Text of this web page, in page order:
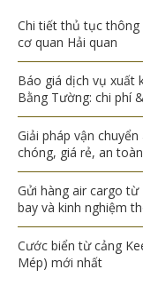
Chi tiết thủ tục thông
cơ quan Hải quan
Báo giá dịch vụ xuất
Bằng Tường: chi phí
Giải pháp vận
chóng, giá rẻ, an toàn
Gửi hàng air cargo từ
bay và kinh nghiệm
Cước biển từ cảng
Mép) mới nhất